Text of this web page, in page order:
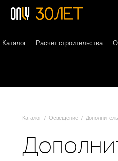
Каталог Расчет строительства О
Каталог / Освещение /